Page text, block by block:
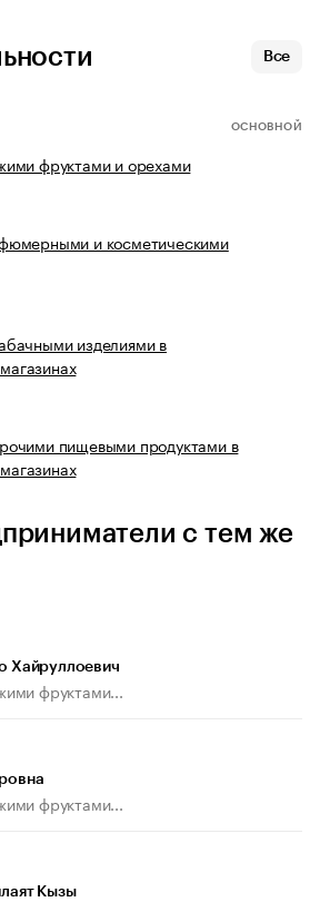
Все
ОСНОВНОЙ
фруктами и орехами
и косметическими
изделиями в
пищевыми продуктами в
с тем же
Хайруллоевич
фруктами...
фруктами...
Кызы